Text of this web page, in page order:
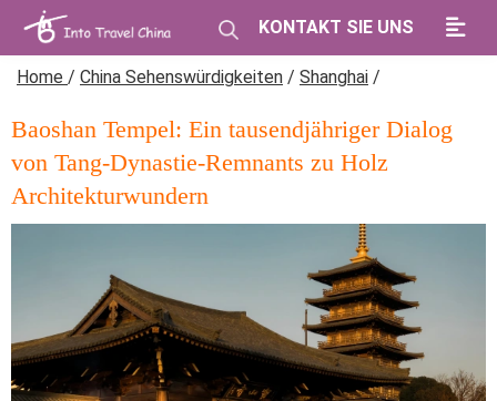
KONTAKT SIE UNS
Home / China Sehenswürdigkeiten / Shanghai /
Baoshan Tempel: Ein tausendjähriger Dialog
von Tang-Dynastie-Remnants zu Holz
Architekturwundern